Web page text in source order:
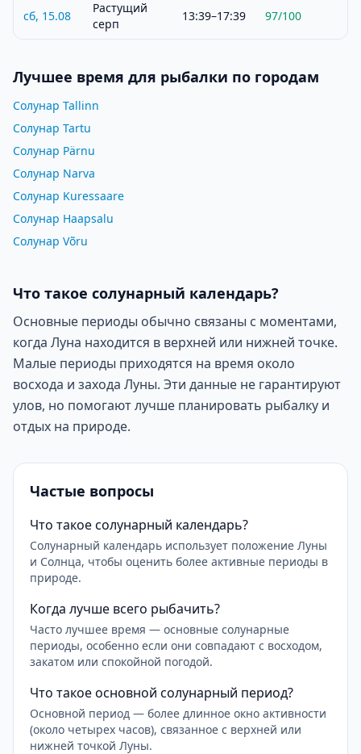
сб, 15.08
Растущий
серп
13:39–17:39 97/100
Лучшее время для рыбалки по городам
Солунар Tallinn
Солунар Tartu
Солунар Pärnu
Солунар Narva
Солунар Kuressaare
Солунар Haapsalu
Солунар Võru
Что такое солунарный календарь?
Основные периоды обычно связаны с моментами,
когда Луна находится в верхней или нижней точке.
Малые периоды приходятся на время около
восхода и захода Луны. Эти данные не гарантируют
улов, но помогают лучше планировать рыбалку и
отдых на природе.
Частые вопросы
Что такое солунарный календарь?
Солунарный календарь использует положение Луны
и Солнца, чтобы оценить более активные периоды в
природе.
Когда лучше всего рыбачить?
Часто лучшее время — основные солунарные
периоды, особенно если они совпадают с восходом,
закатом или спокойной погодой.
Что такое основной солунарный период?
Основной период — более длинное окно активности
(около четырех часов), связанное с верхней или
нижней точкой Луны.